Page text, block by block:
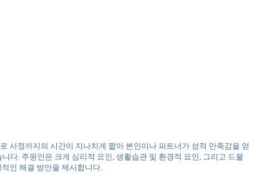
사정까지의 시간이 지나치게 짧아 본인이나 파트너가 성적 만족감을 얻
다. 주원인은 크게 심리적 요인, 생활습관 및 환경적 요인, 그리고 드물
인 해결 방안을 제시합니다.